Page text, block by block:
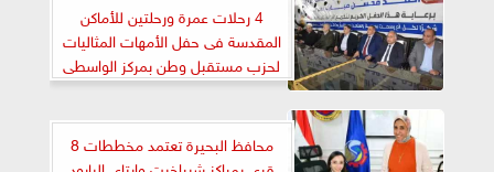
4 رحلات عمرة ورحلتين للأماكن
المقدسة فى حفل الأمهات المثاليات
لحزب مستقبل وطن بمركز الواسطى
ببنى سويف
محافظ البحيرة تعتمد مخططات 8